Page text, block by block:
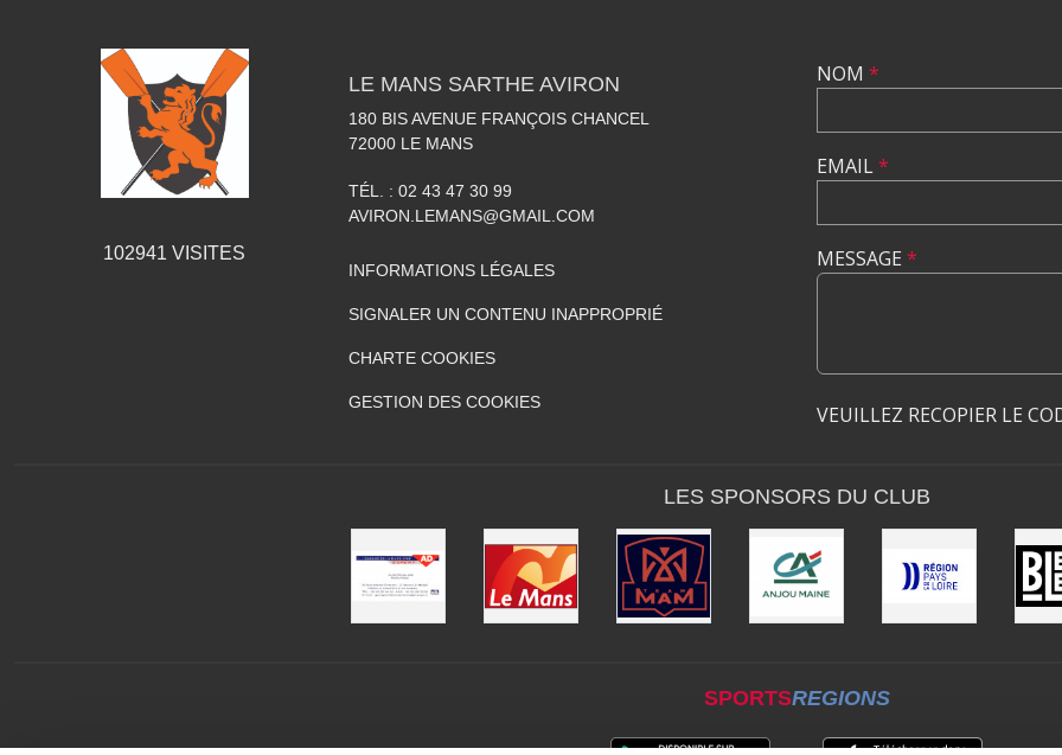
102941 VISITES
LE MANS SARTHE AVIRON
180 BIS AVENUE FRANÇOIS CHANCEL
72000 LE MANS
TÉL. : 02 43 47 30 99
AVIRON.LEMANS@GMAIL.COM
INFORMATIONS LÉGALES
SIGNALER UN CONTENU INAPPROPRIÉ
CHARTE COOKIES
GESTION DES COOKIES
NOM *
EMAIL*
MESSAGE *
VEUILLEZ RECOPIER LE
LES SPONSORS DU CLUB
SPORTSREGIONS